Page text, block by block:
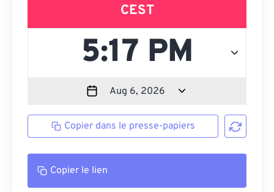
CEST
Copier dans le presse-papiers
Copier le lien